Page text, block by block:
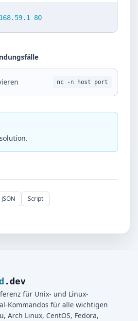
80
nc -n host port
JSON Script
.dev
für Unix- und Linux-
Kommandos für alle wichtigen
Arch Linux, CentOS, Fedora,